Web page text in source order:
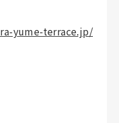
yume-terrace.jp/